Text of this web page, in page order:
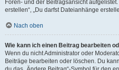
Foren- und der Beitragsansicht
erstellen“, „Du darfst Dateianhänge
Nach oben
Wie kann ich einen Beitrag bearbeiten
Wenn du nicht Administrator oder
Beiträge bearbeiten oder löschen. Du